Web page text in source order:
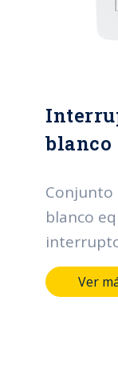
blanco
Conjunto
blanco
110 - 250
Ver